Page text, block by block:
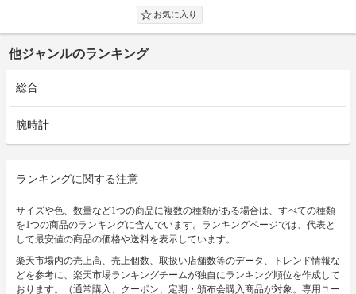
他ジャンルのランキング
総合
腕時計
ランキングに関する注意
サイズや色、数量など1つの商品に複数の種類がある場合は、すべての種類
を1つの商品のランキングに含んでいます。ランキングページでは、代表と
して最安値の商品の価格や送料を表示しています。
楽天市場内の売上高、売上個数、取扱い店舗数等のデータ、トレンド情報な
どを参考に、楽天市場ランキングチームが独自にランキング順位を作成して
おります。（通常購入、クーポン、定期・頒布会購入商品が対象。専用ユー